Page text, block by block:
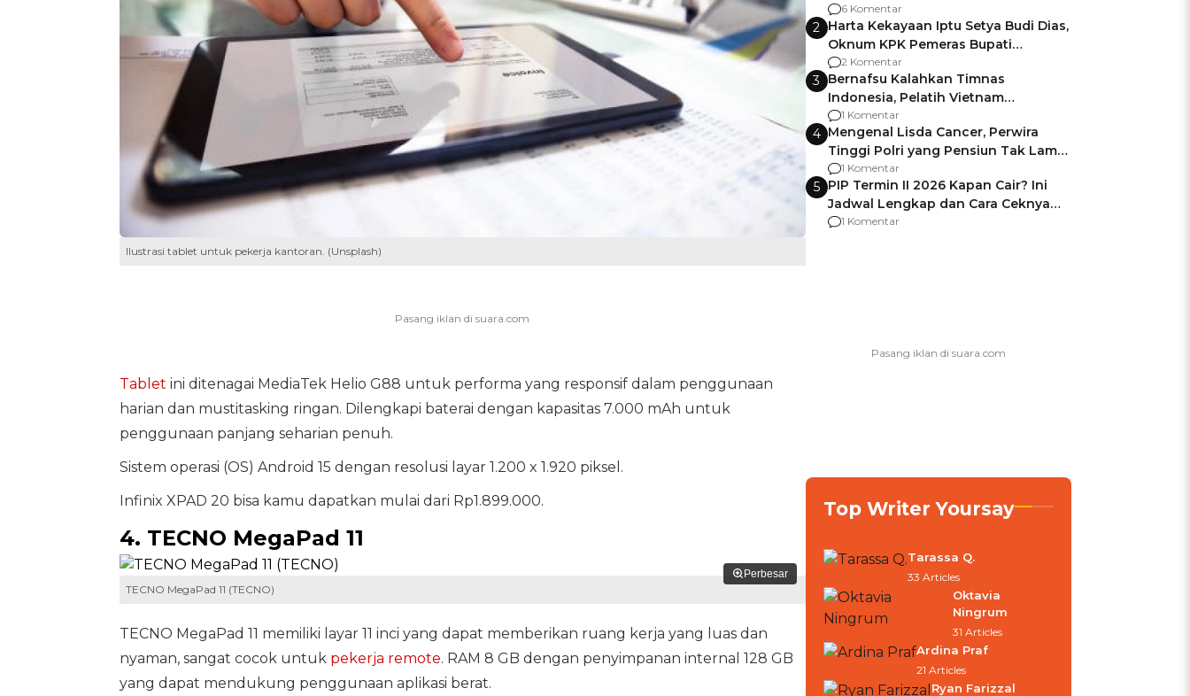
Ilustrasi tablet untuk pekerja kantoran. (Unsplash)
Tablet ini ditenagai MediaTek Helio G88 untuk performa yang responsif dalam penggunaan
harian dan mustitasking ringan. Dilengkapi baterai dengan kapasitas 7.000 mAh untuk
penggunaan panjang seharian penuh.
Sistem operasi (OS) Android 15 dengan resolusi layar 1.200 x 1.920 piksel.
Infinix XPAD 20 bisa kamu dapatkan mulai dari Rp1.899.000.
4. TECNO MegaPad 11
Perbesar
TECNO MegaPad 11 (TECNO)
TECNO MegaPad 11 memiliki layar 11 inci yang dapat memberikan ruang kerja yang luas dan
nyaman, sangat cocok untuk pekerja remote. RAM 8 GB dengan penyimpanan internal 128 GB
yang dapat mendukung penggunaan aplikasi berat.
Gagalnya Negara Jamin Keamanan
6 Komentar
2 Harta Kekayaan Iptu Setya Budi Dias,
Oknum KPK Pemeras Bupati
Pemalang
2 Komentar
3 Bernafsu Kalahkan Timnas
Indonesia, Pelatih Vietnam
Berencana Pakai Jimat di Pakansari
1 Komentar
4 Mengenal Lisda Cancer, Perwira
Tinggi Polri yang Pensiun Tak Lama
Usai Jadi Brigjen
1 Komentar
5 PIP Termin II 2026 Kapan Cair? Ini
Jadwal Lengkap dan Cara Ceknya
agar Dana Tidak Hangus!
1 Komentar
Top Writer Yoursay
Tarassa Q.
33 Articles
Oktavia
Ningrum
31 Articles
Ardina Praf
21 Articles
Ryan Farizzal